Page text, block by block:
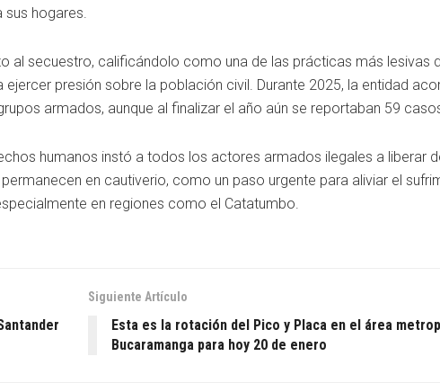
sus hogares.
al secuestro, calificándolo como una de las prácticas más lesivas
presión sobre la población civil. Durante 2025, la entidad
armados, aunque al finalizar el año aún se reportaban 59
humanos instó a todos los actores armados ilegales a liberar
en cautiverio, como un paso urgente para aliviar el
en regiones como el Catatumbo.
Siguiente Artículo
Esta es la rotación del Pico y Placa en el área
Bucaramanga para hoy 20 de enero